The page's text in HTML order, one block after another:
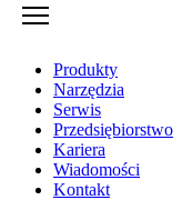
Produkty
Narzędzia
Serwis
Przedsiębiorstwo
Kariera
Wiadomości
Kontakt